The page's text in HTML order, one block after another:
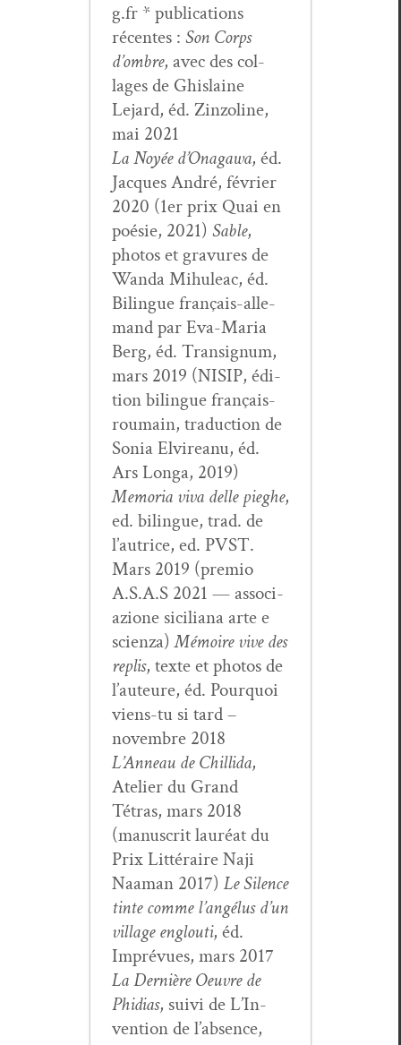
g.fr * pub­li­ca­tions
récentes : Son Corps
d’om­bre, avec des col­
lages de Ghis­laine
Lejard, éd. Zin­zo­line,
mai 2021
La Noyée d’On­a­gawa, éd.
Jacques André, févri­er
2020 (1er prix Quai en
poésie, 2021) Sable,
pho­tos et gravures de
Wan­da Mihuleac, éd.
Bilingue français-alle­
mand par Eva-Maria
Berg, éd. Tran­signum,
mars 2019 (NISIP, édi­
tion bilingue français-
roumain, tra­duc­tion de
Sonia Elvire­anu, éd.
Ars Lon­ga, 2019)
Memo­ria viva delle pieghe,
ed. bilingue, trad. de
l’autrice, ed. PVST.
Mars 2019 (pre­mio
A.S.A.S 2021 — asso­ci­
azione sicil­iana arte e
scien­za)Mémoire vive des
replis, texte et pho­tos de
l’auteure, éd. Pourquoi
viens-tu si tard –
novem­bre 2018
L’Anneau de Chill­i­da,
Ate­lier du Grand
Tétras, mars 2018
(man­u­scrit lau­réat du
Prix Lit­téraire Naji
Naa­man 2017) Le Silence
tinte comme l’angélus d’un
vil­lage englouti, éd.
Imprévues, mars 2017
La Dernière Oeu­vre de
Phidias, suivi de L’In­
ven­tion de l’ab­sence,